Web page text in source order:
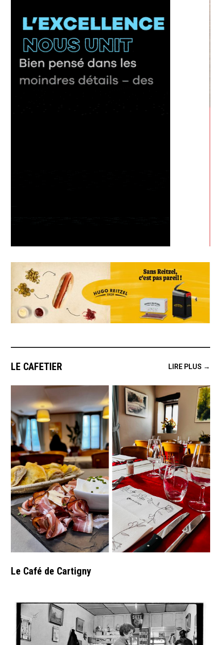
LE CAFETIER LIRE PLUS →
Le Café de Cartigny